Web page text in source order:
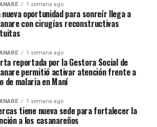
1 semana ago
nueva oportunidad para sonreír llega a
con cirugías reconstructivas
1 semana ago
reportada por la Gestora Social de
permitió activar atención frente a
de malaria en Maní
1 semana ago
tiene nueva sede para fortalecer la
a los casanareños